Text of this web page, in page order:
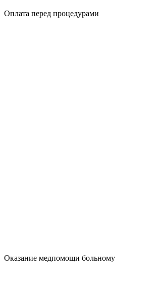
Оплата перед процедурами
Оказание медпомощи больному